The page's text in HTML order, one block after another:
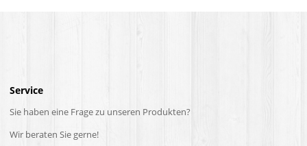
Service
Sie haben eine Frage zu unseren Produkten?
Wir beraten Sie gerne!